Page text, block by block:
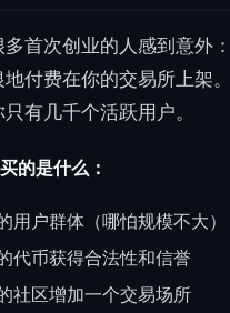
首次创业的人感到意外
付费在你的交易所上架
有几千个活跃用户。
的是什么：
用户群体（哪怕规模不大）
代币获得合法性和信誉
社区增加一个交易场所